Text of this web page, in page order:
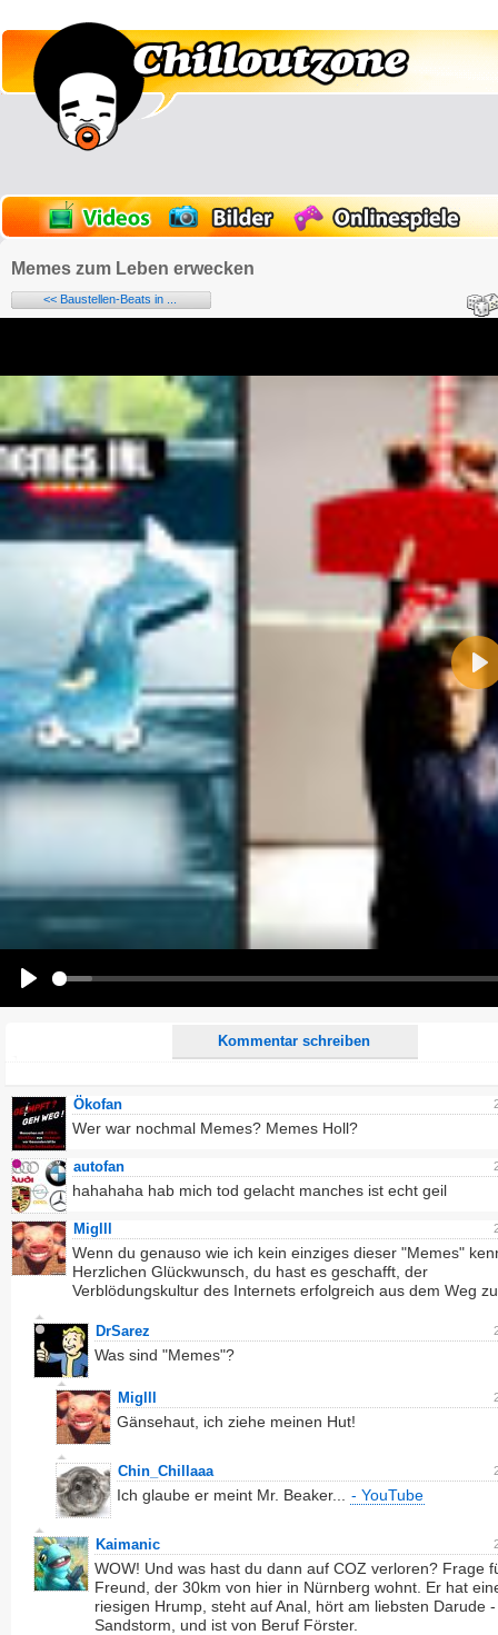
Memes zum Leben erwecken
<< Baustellen-Beats in ...
Kommentar schreiben
Name:
E-Mail-Adresse (optional):
Alle HTML-Tags außer <br>, <strike> und <i> werden aus Deinem Kommentar entfernt.
URLs werden automatisch umgewandelt. Bitte verwende "www." oder "http://" in URLs
Ich möchte eine E-Mail, wenn auf dieser Seite weitere Kommentare erscheinen.
Ökofan
Wer war nochmal Memes? Memes Holl?
autofan
hahahaha hab mich tod gelacht manches ist echt geil
Miglll
Wenn du genauso wie ich kein einziges dieser "Memes"
Herzlichen Glückwunsch, du hast es geschafft, der
Verblödungskultur des Internets erfolgreich aus dem Weg
DrSarez
Was sind "Memes"?
Miglll
Gänsehaut, ich ziehe meinen Hut!
Chin_Chillaaa
Ich glaube er meint Mr. Beaker... - YouTube
Kaimanic
WOW! Und was hast du dann auf COZ verloren? Frage
Freund, der 30km von hier in Nürnberg wohnt. Er hat
riesigen Hrump, steht auf Anal, hört am liebsten Darude -
Sandstorm, und ist von Beruf Förster.